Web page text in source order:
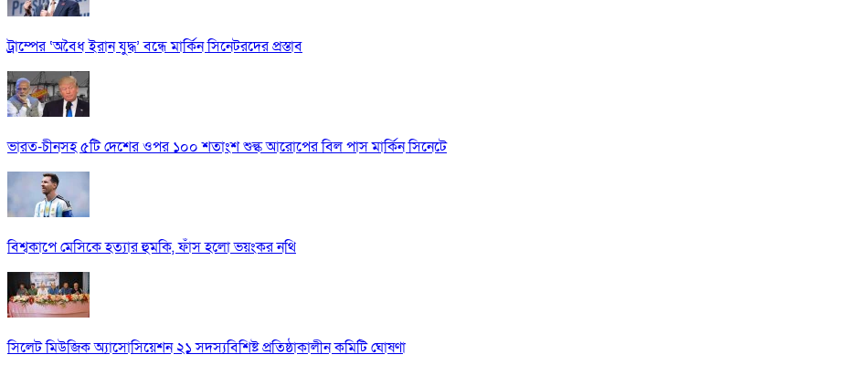
ট্রাম্পের ‘অবৈধ ইরান যুদ্ধ’ বন্ধে মার্কিন সিনেটরদের প্রস্তাব
ভারত-চীনসহ ৫টি দেশের ওপর ১০০ শতাংশ শুল্ক আরোপের বিল পাস মার্কিন সিনেটে
বিশ্বকাপে মেসিকে হত্যার হুমকি, ফাঁস হলো ভয়ংকর নথি
সিলেট মিউজিক অ্যাসোসিয়েশন ২১ সদস্যবিশিষ্ট প্রতিষ্ঠাকালীন কমিটি ঘোষণা